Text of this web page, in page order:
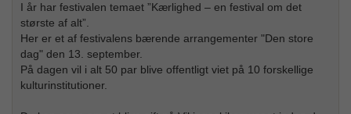
I år har festivalen temaet ”Kærlighed – en festival om det
største af alt”.
Her er et af festivalens bærende arrangementer "Den store
dag" den 13. september.
På dagen vil i alt 50 par blive offentligt viet på 10 forskellige
kulturinstitutioner.